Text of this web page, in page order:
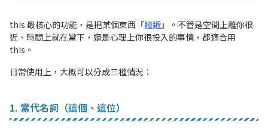
this 最核心的功能，是把某個東西 「拉近」
。不管是空間上離你很
近、時間上就在當下，還是心理上你很投入的事情，都適合用
this。
日常使用上，大概可以分成三種情況：
1. 當代名詞（這個、這位）